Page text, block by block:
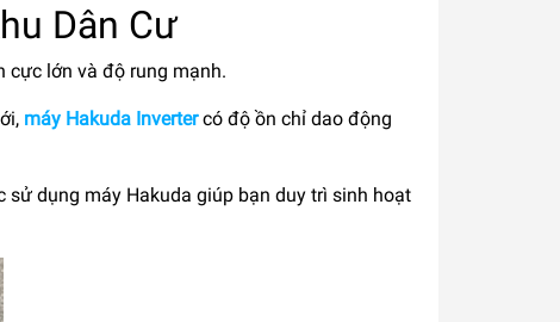
Dân Cư
cực lớn và độ rung mạnh.
máy Hakuda Invertercó độ ồn chỉ dao động
sử dụng máy Hakuda giúp bạn duy trì sinh hoạt